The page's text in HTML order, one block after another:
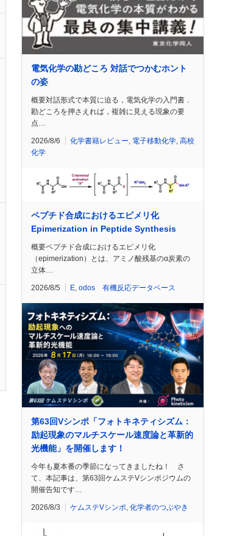
電気化学の勘どころ 対話でつかむホント
の姿
概要対話形式で本質に迫る，電気化学の入門書．
勘どころを押さえれば，複雑に見える現象の要
点…
2026/8/6 化学書籍レビュー 電子移動化学 高校
化学
ペプチド合成におけるエピメリ化
Epimerization in Peptide Synthesis
概要ペプチド合成におけるエピメリ化
（epimerization）とは、アミノ酸残基のα炭素の
立体…
2026/8/5 E odos 有機反応データベース
第63回Vシンポ「フォトキネティシズム：
励起現象のマルチスケール速度論と革新的
光機能」を開催します！
今年も夏本番の季節になってきましたね！ さ
て、本記事は、第63回ケムステVシンポジウムの
開催告知です…
2026/8/3 ケムステVシンポ, 化学者のつぶやき